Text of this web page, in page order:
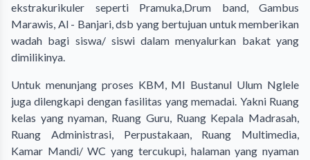
ekstrakurikuler seperti Pramuka,Drum band, Gambus
Marawis, Al - Banjari, dsb yang bertujuan untuk memberikan
wadah bagi siswa/ siswi dalam menyalurkan bakat yang
dimilikinya.
Untuk menunjang proses KBM, MI Bustanul Ulum Nglele
juga dilengkapi dengan fasilitas yang memadai. Yakni Ruang
kelas yang nyaman, Ruang Guru, Ruang Kepala Madrasah,
Ruang Administrasi, Perpustakaan, Ruang Multimedia,
Kamar Mandi/ WC yang tercukupi, halaman yang nyaman